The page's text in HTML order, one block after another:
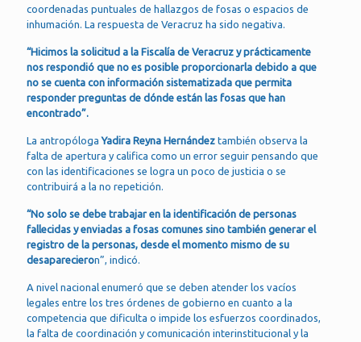
coordenadas puntuales de hallazgos de fosas o espacios de
inhumación. La respuesta de Veracruz ha sido negativa.
“Hicimos la solicitud a la Fiscalía de Veracruz y prácticamente
nos respondió que no es posible proporcionarla debido a que
no se cuenta con información sistematizada que permita
responder preguntas de dónde están las fosas que han
encontrado”.
La antropóloga Yadira Reyna Hernández también observa la
falta de apertura y califica como un error seguir pensando que
con las identificaciones se logra un poco de justicia o se
contribuirá a la no repetición.
“No solo se debe trabajar en la identificación de personas
fallecidas y enviadas a fosas comunes sino también generar el
registro de la personas, desde el momento mismo de su
desaparecieron”, indicó.
A nivel nacional enumeró que se deben atender los vacíos
legales entre los tres órdenes de gobierno en cuanto a la
competencia que dificulta o impide los esfuerzos coordinados,
la falta de coordinación y comunicación interinstitucional y la